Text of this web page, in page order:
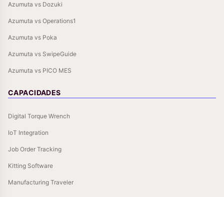
Azumuta vs Dozuki
Azumuta vs Operations1
Azumuta vs Poka
Azumuta vs SwipeGuide
Azumuta vs PICO MES
CAPACIDADES
Digital Torque Wrench
IoT Integration
Job Order Tracking
Kitting Software
Manufacturing Traveler